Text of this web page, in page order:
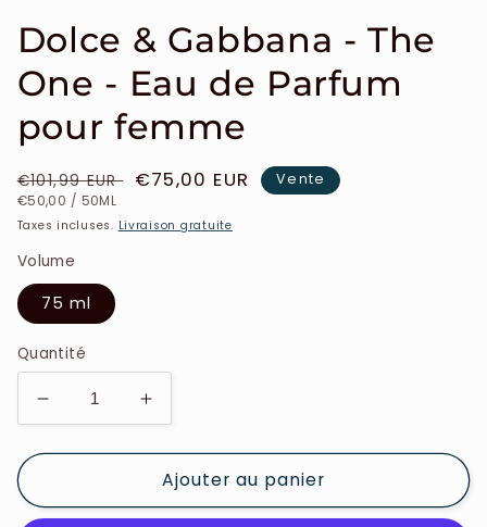
Dolce & Gabbana - The
One - Eau de Parfum
pour femme
Prix
habituel
€101,99 EUR
Prix
€75,00 EUR
PRIX
€50,00 / PAR
50ML
Vente
Taxes incluses. Livraison gratuite
Volume
75 ml
Quantité
Réduire
la
quantité
Dolce
Augmenter
la
quantité
de
Dolce
Ajouter au panier